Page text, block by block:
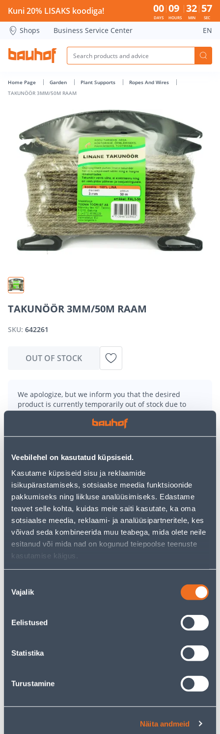
Veebilehel on kasutatud küpsiseid.
Kasutame küpsiseid sisu ja reklaamide
isikupärastamiseks, sotsiaalse meedia funktsioonide
pakkumiseks ning liikluse analüüsimiseks. Edastame
teavet selle kohta, kuidas meie saiti kasutate, ka oma
sotsiaalse meedia, reklaami- ja analüüsipartneritele, kes
võivad seda kombineerida muu teabega, mida olete neile
esitanud või mida nad on kogunud teiepoolse teenuste
kasutamise käigus.
valik
Vajalik
Eelistused
Statistika
Turustamine
Näita andmeid
TAKUNÖÖR 3MM/50M RAAM - Bauhof has loaded
Kuni 20% LISAKS koodiga! 00
DAYS
09
HOURS
32
MIN
56
SEC
Shops Business Service Center EN
Home Page Garden Plant Supports
Ropes And Wires
TAKUNÖÖR 3MM/50M RAAM
TAKUNÖÖR 3MM/50M RAAM
SKU: 642261
OUT OF STOCK
We apologize, but we inform you that the desired
product is currently temporarily out of stock due to
high demand. However, we offer excellent alternatives
product category , which can bring you
you can continue your research by returning
homepageor use our powerful search function to
discover even more great options. Happy shopping!
• Ökoloogiliselt puhas linane takunöör
• Hoiab suurepäraselt sõlmi ning ei hargne
lõikekohtades
• Venib vähe, ei elektriseeru ning on vastupidav
Description
Specification
Transport